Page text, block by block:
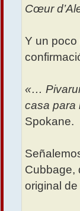
Cœur
Y un poco
«…
casa para
Spokane.
Cubbage,
original